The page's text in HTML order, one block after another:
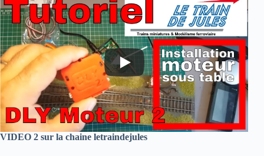
VIDEO 2 sur la chaine letraindejules